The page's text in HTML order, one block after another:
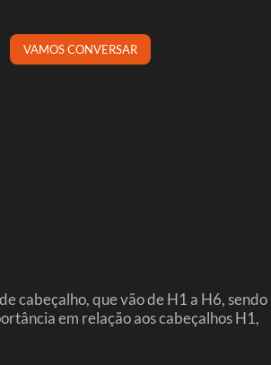
VAMOS CONVERSAR
cabeçalho, que vão de H1 a H6, sendo
em relação aos cabeçalhos H1,